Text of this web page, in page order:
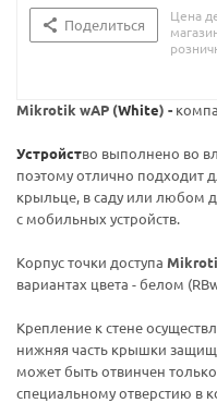
Поделиться
Цена
Mikrotik wAP (White) -
Устройство выполнено во
поэтому отлично подходит
крыльце, в саду или любом
с мобильных устройств.
Корпус точки доступа
вариантах цвета - белом
Крепление к стене
нижняя часть крышки
может быть отвинчен
специальному отверстию в